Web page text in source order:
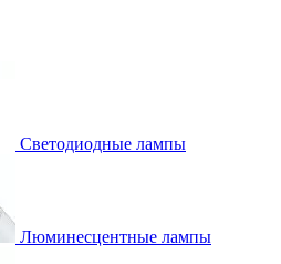
Светодиодные лампы
Люминесцентные лампы